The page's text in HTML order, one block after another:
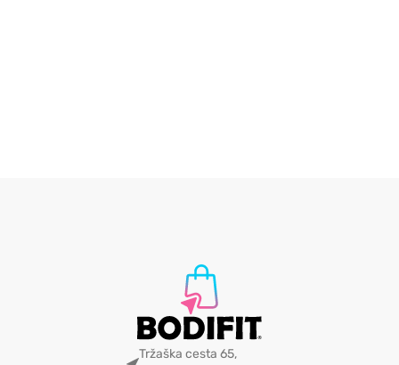
Tržaška cesta 65,